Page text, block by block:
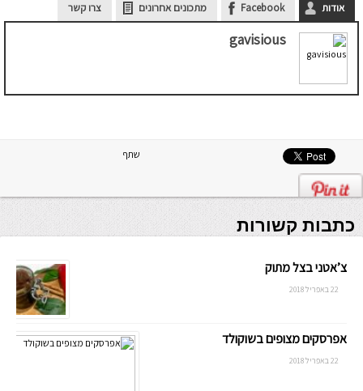
אודות Facebook מתכונים אחרונים צרו קשר
gavisious
שתף
כתבות קשורות
צ’אטני בצל מתוק
22 באפריל 2018
אפרסקים מצופים בשוקולד
22 באפריל 2018